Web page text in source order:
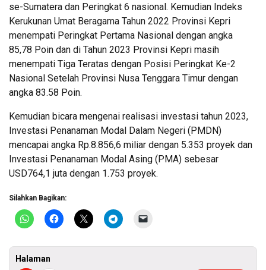
se-Sumatera dan Peringkat 6 nasional. Kemudian Indeks
Kerukunan Umat Beragama Tahun 2022 Provinsi Kepri
menempati Peringkat Pertama Nasional dengan angka
85,78 Poin dan di Tahun 2023 Provinsi Kepri masih
menempati Tiga Teratas dengan Posisi Peringkat Ke-2
Nasional Setelah Provinsi Nusa Tenggara Timur dengan
angka 83.58 Poin.
Kemudian bicara mengenai realisasi investasi tahun 2023,
Investasi Penanaman Modal Dalam Negeri (PMDN)
mencapai angka Rp.8.856,6 miliar dengan 5.353 proyek dan
Investasi Penanaman Modal Asing (PMA) sebesar
USD764,1 juta dengan 1.753 proyek.
Silahkan Bagikan:
Halaman